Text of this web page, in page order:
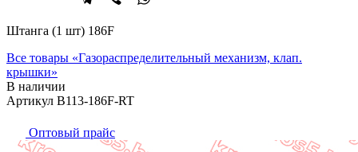
Штанга (1 шт) 186F
Все товары «Газораспределительный механизм, клап.
крышки»
В наличии
Артикул B113-186F-RT
Оптовый прайс